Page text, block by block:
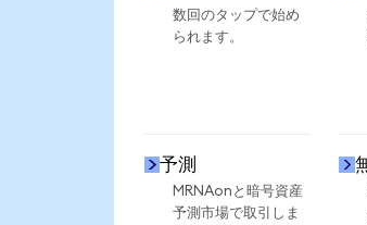
数回のタップで始め
られます。
予測
MRNAonと暗号資産
予測市場で取引しま